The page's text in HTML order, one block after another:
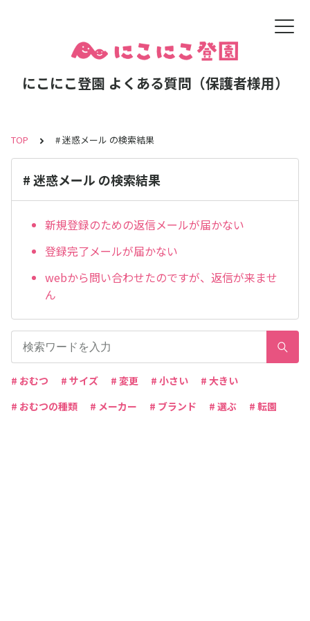
にこにこ登園 よくある質問（保護者様用）
TOP # 迷惑メール の検索結果
# 迷惑メール の検索結果
新規登録のための返信メールが届かない
登録完了メールが届かない
webから問い合わせたのですが、返信が来ませ
ん
# おむつ # サイズ # 変更 # 小さい
# 大きい
# おむつの種類
# メーカー # ブランド # 選ぶ # 転園